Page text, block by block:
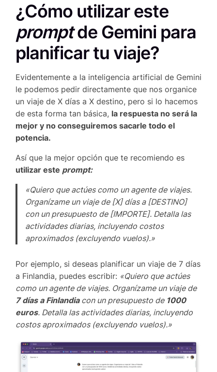
¿Cómo utilizar este
promptde Gemini para
planificar tu viaje?
Evidentemente a la inteligencia artificial de Gemini
le podemos pedir directamente que nos organice
un viaje de X días a X destino, pero si lo hacemos
de esta forma tan básica, la respuesta no será la
mejor y no conseguiremos sacarle todo el
potencia.
Así que la mejor opción que te recomiendo es
utilizar este prompt:
«Quiero que actúes como un agente de viajes.
Organízame un viaje de [X] días a [DESTINO]
con un presupuesto de [IMPORTE]. Detalla las
actividades diarias, incluyendo costos
aproximados (excluyendo vuelos).»
Por ejemplo, si deseas planificar un viaje de 7 días
a Finlandia, puedes escribir: «Quiero que actúes
como un agente de viajes. Organízame un viaje de
7 días a Finlandiacon un presupuesto de 1000
euros. Detalla las actividades diarias, incluyendo
costos aproximados (excluyendo vuelos).»